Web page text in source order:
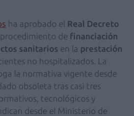
ha aprobado el Real Decreto
de financiación
sanitarios en la prestación
no hospitalizados. La
la normativa vigente desde
obsoleta tras casi tres
tecnológicos y
desde el Ministerio de